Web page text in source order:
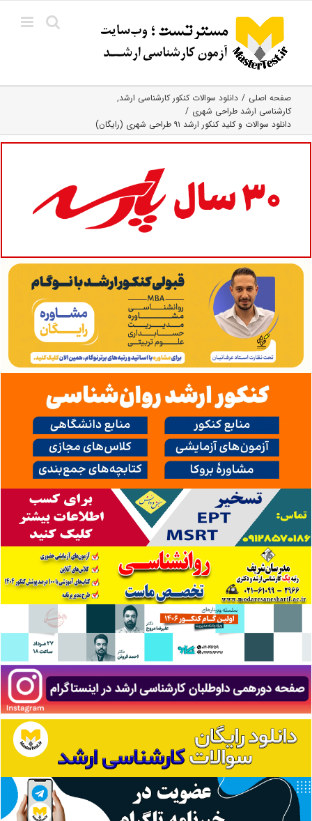
content
صفحه اصلی
دانلود سوالات کنکور کارشناسی ارشد
کارشناسی ارشد طراحی شهری
دانلود سوالات و کلید کنکور ارشد ۹۱ طراحی شهری (رایگان)